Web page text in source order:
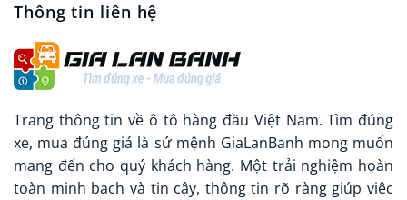
Thông tin liên hệ
Trang thông tin về ô tô hàng đầu Việt Nam. Tìm đúng
xe, mua đúng giá là sứ mệnh GiaLanBanh mong muốn
mang đến cho quý khách hàng. Một trải nghiệm hoàn
toàn minh bạch và tin cậy, thông tin rõ ràng giúp việc